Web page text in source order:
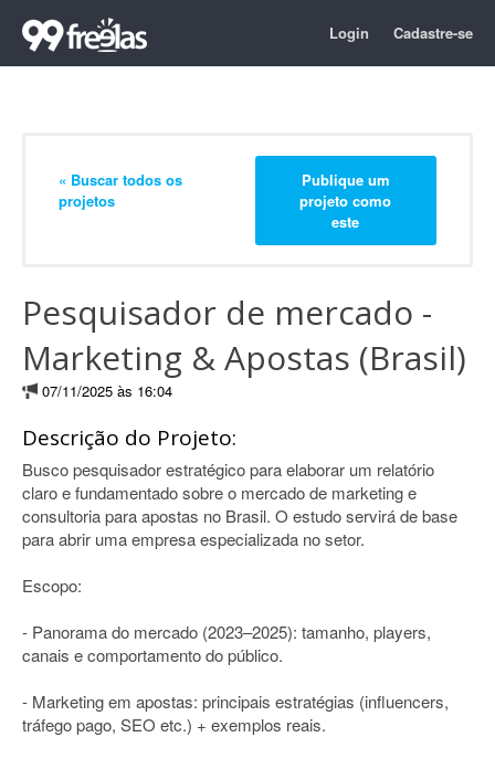
Login Cadastre-se
« Buscar todos os
projetos
Publique um
projeto como
este
Pesquisador de mercado -
Marketing & Apostas (Brasil)
07/11/2025 às 16:04
Descrição do Projeto:
Busco pesquisador estratégico para elaborar um relatório
claro e fundamentado sobre o mercado de marketing e
consultoria para apostas no Brasil. O estudo servirá de base
para abrir uma empresa especializada no setor.
Escopo:
- Panorama do mercado (2023–2025): tamanho, players,
canais e comportamento do público.
- Marketing em apostas: principais estratégias (influencers,
tráfego pago, SEO etc.) + exemplos reais.